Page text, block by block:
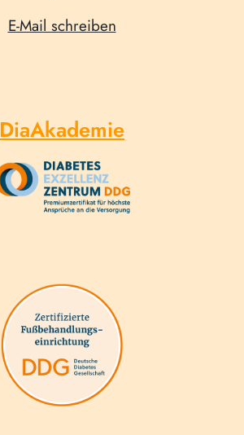
E-Mail schreiben
DiaAkademie